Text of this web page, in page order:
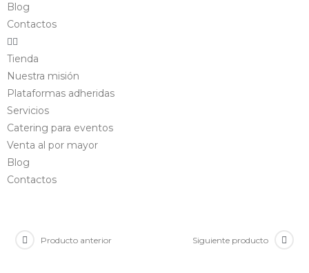
Blog
Contactos
Tienda
Nuestra misión
Plataformas adheridas
Servicios
Catering para eventos
Venta al por mayor
Blog
Contactos
Producto anterior Siguiente producto